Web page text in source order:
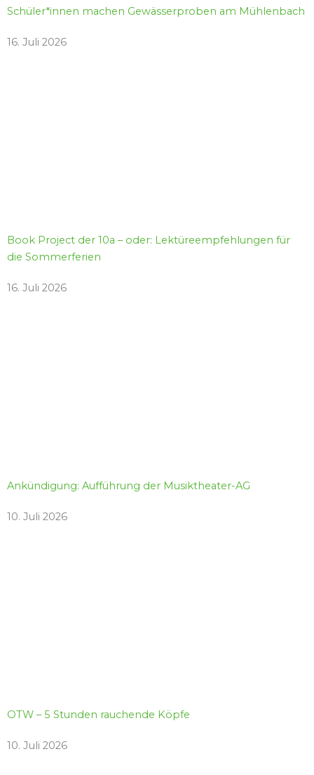
Schüler*innen machen Gewässerproben am Mühlenbach
16. Juli 2026
Book Project der 10a – oder: Lektüreempfehlungen für
die Sommerferien
16. Juli 2026
Ankündigung: Aufführung der Musiktheater-AG
10. Juli 2026
OTW – 5 Stunden rauchende Köpfe
10. Juli 2026